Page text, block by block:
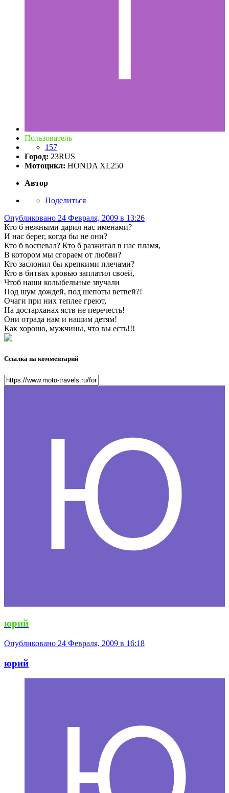
Пользователь
157
Город: 23RUS
Мотоцикл: HONDA XL250
Автор
Поделиться
Опубликовано 24 Февраля, 2009 в 13:26
Кто б нежными дарил нас именами?
И нас берег, когда бы не они?
Кто б воспевал? Кто б разжигал в нас пламя,
В котором мы сгораем от любви?
Кто заслонил бы крепкими плечами?
Кто в битвах кровью заплатил своей,
Чтоб наши колыбельные звучали
Под шум дождей, под шепоты ветвей?!
Очаги при них теплее греют,
На достарханах яств не перечесть!
Они отрада нам и нашим детям!
Как хорошо, мужчины, что вы есть!!!
Ссылка на комментарий
юрий
Опубликовано 24 Февраля, 2009 в 16:18
юрий